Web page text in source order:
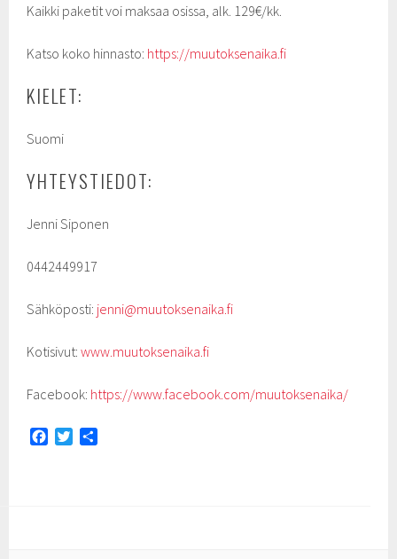
Kaikki paketit voi maksaa osissa, alk. 129€/kk.
Katso koko hinnasto: https://muutoksenaika.fi
KIELET:
Suomi
YHTEYSTIEDOT:
Jenni Siponen
0442449917
Sähköposti: jenni@muutoksenaika.fi
Kotisivut:www.muutoksenaika.fi
Facebook: https://www.facebook.com/muutoksenaika/